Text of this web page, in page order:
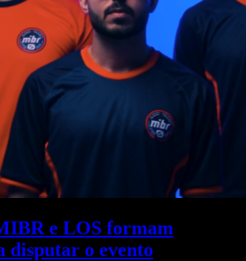
e LOS formam
disputar o evento